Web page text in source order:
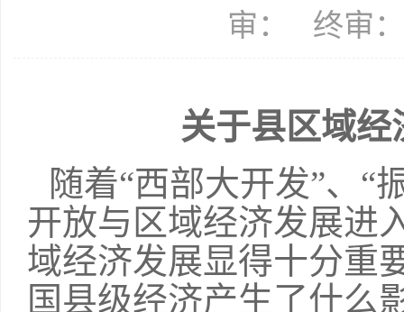
审： 终审
关于县区域
随着“西部大开发”、“
开放与区域经济发展进
域经济发展显得十分重
国县级经济产生了什么